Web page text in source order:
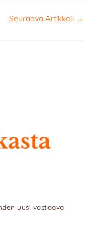
Seuraava Artikkeli →
uusi vastaava